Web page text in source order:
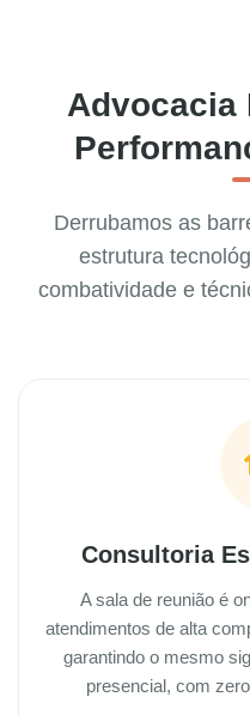
Advocacia
Derrubamos as
estrutura
combatividade e
Consultoria
A sala de reunião é
atendimentos de alta
garantindo o mesmo
presencial, com